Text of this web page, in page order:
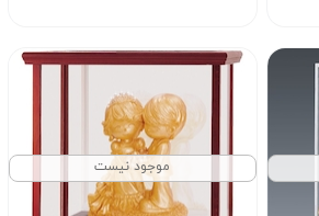
موجود نیست